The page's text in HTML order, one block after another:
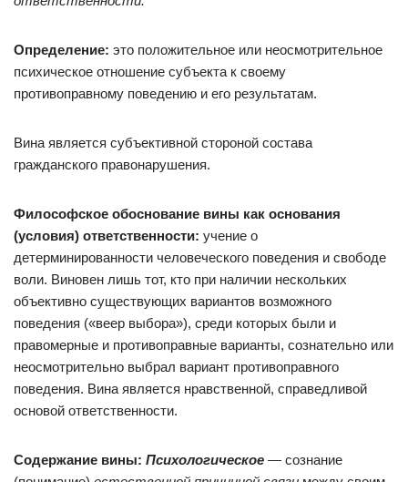
Определение: это положительное или неосмотрительное
психическое отношение субъекта к своему
противоправному поведению и его результатам.
Вина является субъективной стороной состава
гражданского правонарушения.
Философское обоснование вины как основания
(условия) ответственности: учение о
детерминированности человеческого поведения и свободе
воли. Виновен лишь тот, кто при наличии нескольких
объективно существующих вариантов возможного
поведения («веер выбора»), среди которых были и
правомерные и противоправные варианты, сознательно или
неосмотрительно выбрал вариант противоправного
поведения. Вина является нравственной, справедливой
основой ответственности.
Содержание вины: Психологическое — сознание